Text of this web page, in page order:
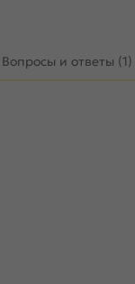
Вопросы и ответы (1)